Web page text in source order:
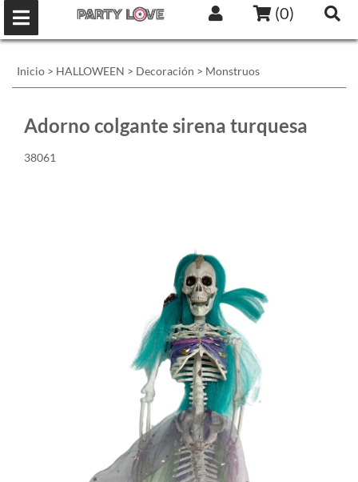
(0)
Inicio > HALLOWEEN > Decoración > Monstruos
Adorno colgante sirena turquesa
38061